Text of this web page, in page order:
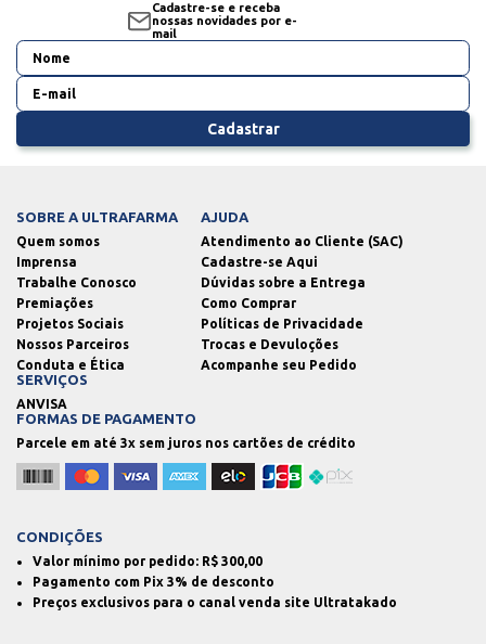
Cadastre-se e receba
nossas novidades por e-
mail
Cadastrar
SOBRE A ULTRAFARMA
Quem somos
Imprensa
Trabalhe Conosco
Premiações
Projetos Sociais
Nossos Parceiros
Conduta e Ética
AJUDA
Atendimento ao Cliente (SAC)
Cadastre-se Aqui
Dúvidas sobre a Entrega
Como Comprar
Políticas de Privacidade
Trocas e Devuloções
Acompanhe seu Pedido
SERVIÇOS
ANVISA
FORMAS DE PAGAMENTO
Parcele em até 3x sem juros nos cartões de crédito
CONDIÇÕES
Valor mínimo por pedido: R$ 300,00
Pagamento com Pix 3% de desconto
Preços exclusivos para o canal venda site Ultratakado